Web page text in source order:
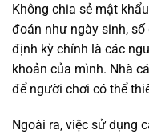
Không chia sẻ mật
đoán như ngày sinh,
định kỳ chính là các
khoản của mình. Nhà
để người chơi có thể
Ngoài ra, việc sử dụng